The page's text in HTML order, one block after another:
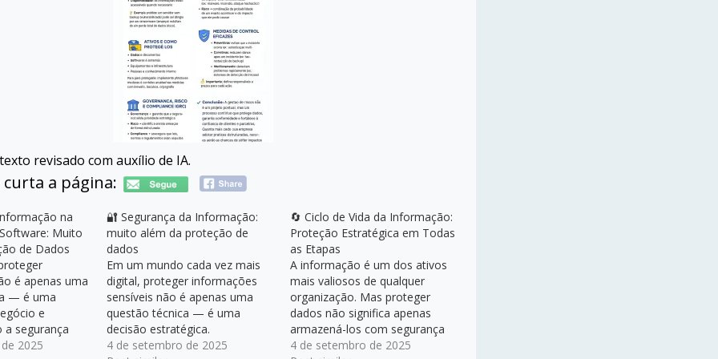
revisado com auxílio de IA.
curta a página:
na
Muito
de Dados
é apenas uma
— é uma
e
segurança
do ciclo de
2025
🔐 Segurança da Informação:
muito além da proteção de
dados
Em um mundo cada vez mais
digital, proteger informações
sensíveis não é apenas uma
questão técnica — é uma
decisão estratégica.
Vazamentos, ataques
4 de setembro de 2025
🔄 Ciclo de Vida da Informação:
Proteção Estratégica em Todas
as Etapas
A informação é um dos ativos
mais valiosos de qualquer
organização. Mas proteger
dados não significa apenas
armazená-los com segurança
— é preciso gerenciá-los
4 de setembro de 2025